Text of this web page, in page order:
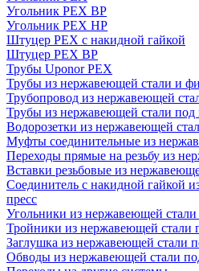
Угольник PEX ВР
Угольник PEX НР
Штуцер PEX c накидной гайкой
Штуцер PEX ВР
Трубы Uponor PEX
Трубы из нержавеющей стали и
Трубопровод из нержавеющей
Трубы из нержавеющей стали под
Водорозетки из нержавеющей
Муфты соединительные из
Переходы прямые на резьбу из
Вставки резьбовые из
Соединитель с накидной гайкой
пресс
Угольники из нержавеющей стали
Тройники из нержавеющей стали
Заглушка из нержавеющей стали
Обводы из нержавеющей стали